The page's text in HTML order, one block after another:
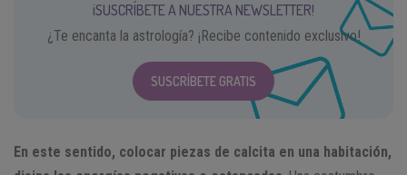
¡SUSCRÍBETE A NUESTRA NEWSLETTER!
¿Te encanta la astrología? ¡Recibe contenido exclusivo!
SUSCRÍBETE GRATIS
En este sentido, colocar piezas de calcita en una habitación,